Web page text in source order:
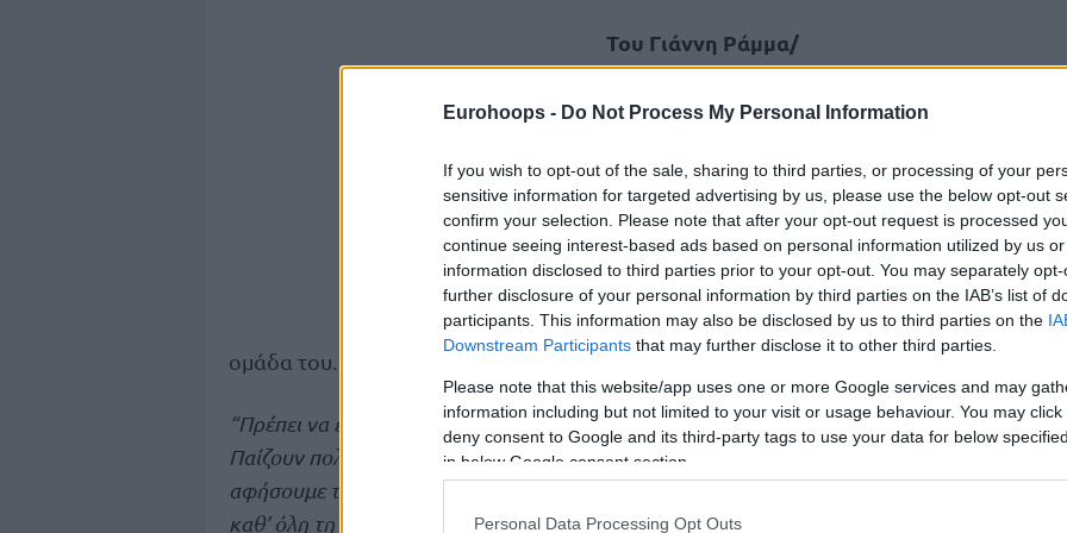
Eurohoops - Do Not Process My Personal Information
If you wish to opt-out of the sale, sharing to third parties, or processing of your
sensitive information for targeted advertising by us, please use the below opt-out
confirm your selection. Please note that after your opt-out request is processed
continue seeing interest-based ads based on personal information utilized by us
information disclosed to third parties prior to your opt-out. You may separately
further disclosure of your personal information by third parties on the IAB’s list of
participants. This information may also be disclosed by us to third parties on the
Downstream Participants that may further disclose it to other third parties.
Please note that this website/app uses one or more Google services and may
information including but not limited to your visit or usage behaviour. You may
deny consent to Google and its third-party tags to use your data for below
in below Google consent section.
Personal Data Processing Opt Outs
Του Γιάννη Ράμμα/
irammas@eurohoops.net
Χάποελ Τελ Αβίβ (103-87) στην
πρεμιέρα της Ευρωλίγκας (30/9) κι η
δεύτερη αγωνιστική τη θέλει από τη
Σόφια στην Αθήνα ως αντίπαλο του
Παναθηνακού. ΟΟυίλ Κλάιμπερν
ξέρει τι περιμένει τον ίδιο και την
ομάδα του.
“Πρέπει να επιβάλλουμε το ρυθμό μας, να μην ακολουθήσουμε το δικό τους.
Παίζουν πολύ πιο σκληρά όταν παίρνει φωτιά η εξέδρα, οπότε δεν πρέπει να
αφήσουμε την ατμόσφαιρα να μας επηρεάσει. Πρέπει να έχουμε συγκέντρωση
καθ’ όλη τη διάρκεια του παιχνιδιού”,είπε ο 35χρονος Αμερικανός σμολ